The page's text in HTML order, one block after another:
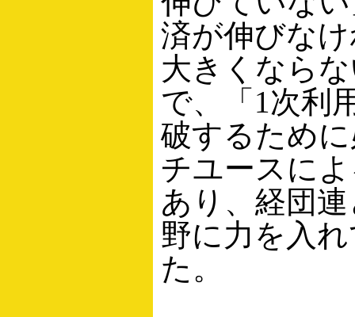
済が伸びな
大きくなら
で、「1次利
破するため
チユースに
あり、経団
野に力を入
た。